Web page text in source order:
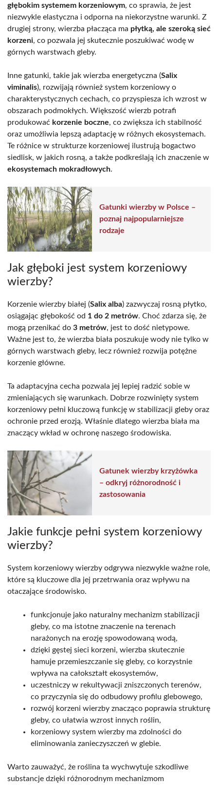
głębokim systemem korzeniowym, co sprawia, że jest
niezwykle elastyczna i odporna na niekorzystne warunki. Z
drugiej strony, wierzba płacząca ma płytką, ale szeroką sieć
korzeni, co pozwala jej skutecznie poszukiwać wodę w
górnych warstwach gleby.
Inne gatunki, takie jak wierzba energetyczna (Salix
viminalis), rozwijają również system korzeniowy o
charakterystycznych cechach, co przyspiesza ich wzrost w
obszarach podmokłych. Większość wierzb potrafi
produkować korzenie boczne, co zwiększa ich stabilność
oraz umożliwia lepszą adaptację w różnych ekosystemach.
Te różnice w strukturze korzeniowej ilustrują bogactwo
siedlisk, w jakich rosną, a także podkreślają ich znaczenie w
ekosystemach mokradłowych.
Gatunki wierzby w Polsce –
poznaj najpopularniejsze
rodzaje
Jak głęboki jest system korzeniowy
wierzby?
Korzenie wierzby białej (Salix alba) zazwyczaj rosną płytko,
osiągając głębokość od 1 do 2 metrów. Choć zdarza się, że
mogą przenikać do 3 metrów, jest to dość nietypowe.
Ważne jest to, że wierzba biała poszukuje wody nie tylko w
górnych warstwach gleby, lecz również rozwija potężne
korzenie główne.
Ta adaptacyjna cecha pozwala jej lepiej radzić sobie w
zmieniających się warunkach. Dobrze rozwinięty system
korzeniowy pełni kluczową funkcję w stabilizacji gleby oraz
ochronie przed erozją. Właśnie dlatego wierzba biała ma
znaczący wkład w ochronę naszego środowiska.
Gatunek wierzby krzyżówka
– odkryj różnorodność i
zastosowania
Jakie funkcje pełni system korzeniowy
wierzby?
System korzeniowy wierzby odgrywa niezwykle ważne role,
które są kluczowe dla jej przetrwania oraz wpływu na
otaczające środowisko.
funkcjonuje jako naturalny mechanizm stabilizacji
gleby, co ma istotne znaczenie na terenach
narażonych na erozję spowodowaną wodą,
dzięki gęstej sieci korzeni, wierzba skutecznie
hamuje przemieszczanie się gleby, co korzystnie
wpływa na całokształt ekosystemów,
uczestniczy w rekultywacji zniszczonych terenów,
co przyczynia się do odbudowy profilu glebowego,
rozwój korzeni wierzby znacząco poprawia strukturę
gleby, co ułatwia wzrost innych roślin,
korzeniowy system wierzby ma zdolności do
eliminowania zanieczyszczeń w glebie.
Warto zauważyć, że roślina ta wychwytuje szkodliwe
substancje dzięki różnorodnym mechanizmom